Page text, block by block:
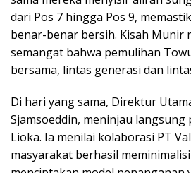
dari Pos 7 hingga Pos 9,
benar-benar bersih. Kisah Munir
semangat bahwa pemulihan
bersama, lintas generasi dan
Di hari yang sama, Direktur
Sjamsoeddin, meninjau langsung
Lioka. Ia menilai kolaborasi PT
masyarakat berhasil